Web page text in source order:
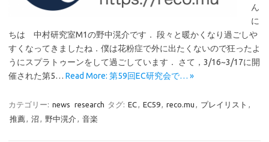
ん
に
ちは 中村研究室M1の野中滉介です． 段々と暖かくなり過ごしや
すくなってきましたね．僕は花粉症で外に出たくないので狂ったよ
うにスプラトゥーンをして過ごしています． さて，3/16~3/17に開
催された第5… Read More: 第59回EC研究会で… »
カテゴリー: news research タグ: EC, EC59, reco.mu , プレイリスト ,
推薦, 沼 , 野中滉介, 音楽